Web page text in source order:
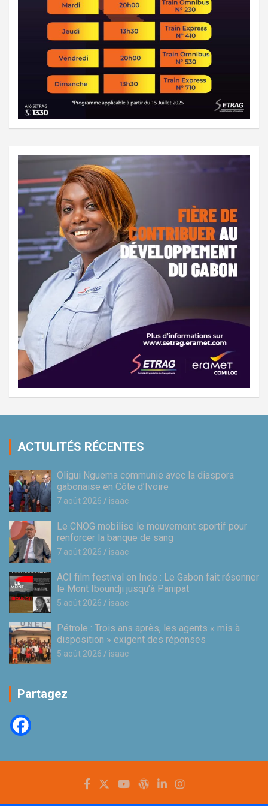
ACTULITÉS RÉCENTES
Oligui Nguema communie avec la diaspora
gabonaise en Côte d’Ivoire
7 août 2026 isaac
Le CNOG mobilise le mouvement sportif pour
renforcer la banque de sang
7 août 2026 isaac
ACI film festival en Inde : Le Gabon fait résonner
le Mont Iboundji jusqu’à Panipat
5 août 2026 isaac
Pétrole : Trois ans après, les agents « mis à
disposition » exigent des réponses
5 août 2026 isaac
Partagez